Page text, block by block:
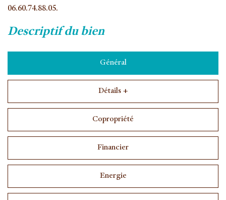
06.60.74.88.05.
descriptif du bien
Général
Détails +
Copropriété
Financier
Energie